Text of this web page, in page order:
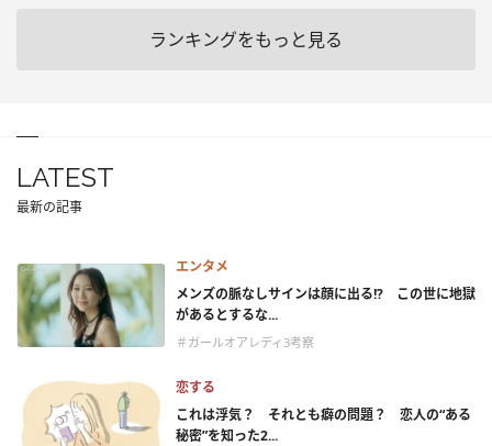
ランキングをもっと見る
LATEST
最新の記事
エンタメ
メンズの脈なしサインは顔に出る!? この世に地獄
があるとするな...
＃ガールオアレディ3考察
恋する
これは浮気？ それとも癖の問題？ 恋人の“ある
秘密”を知った2...